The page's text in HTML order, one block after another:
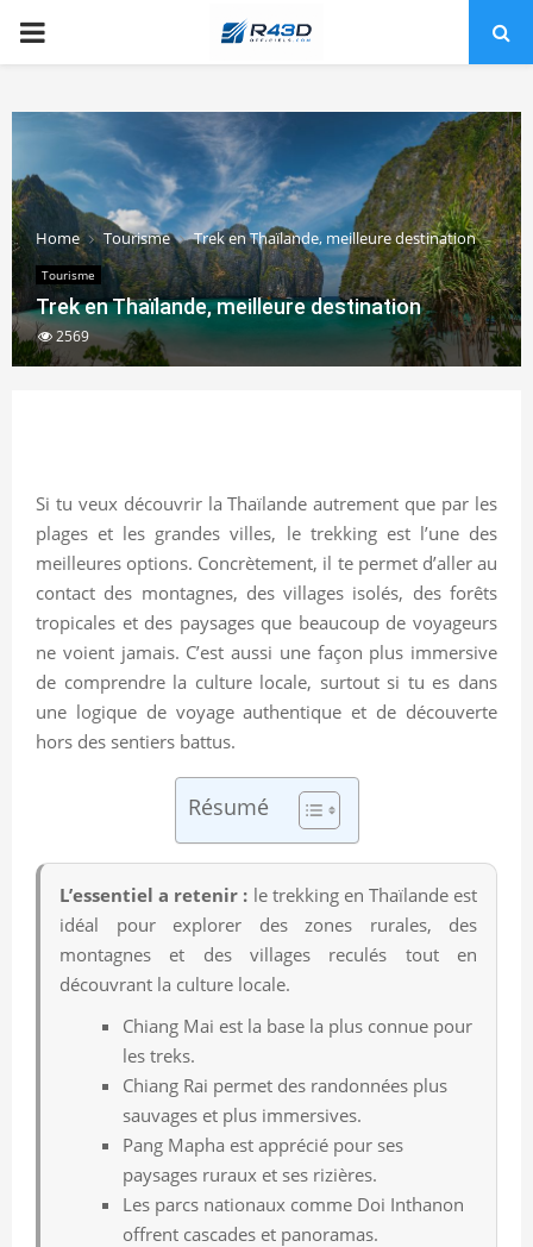
PRIMARY
Home Tourisme Trek en Thaïlande, meilleure destination
Tourisme
Trek en Thaïlande, meilleure destination
2569
Si tu veux découvrir la Thaïlande autrement que par les
plages et les grandes villes, le trekking est l’une des
meilleures options. Concrètement, il te permet d’aller au
contact des montagnes, des villages isolés, des forêts
tropicales et des paysages que beaucoup de voyageurs
ne voient jamais. C’est aussi une façon plus immersive
de comprendre la culture locale, surtout si tu es dans
une logique de voyage authentique et de découverte
hors des sentiers battus.
Résumé
L’essentiel a retenir : le trekking en Thaïlande est
idéal pour explorer des zones rurales, des
montagnes et des villages reculés tout en
découvrant la culture locale.
Chiang Mai est la base la plus connue pour
les treks.
Chiang Rai permet des randonnées plus
sauvages et plus immersives.
Pang Mapha est apprécié pour ses
paysages ruraux et ses rizières.
Les parcs nationaux comme Doi Inthanon
offrent cascades et panoramas.